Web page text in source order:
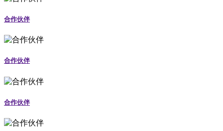
合作伙伴
合作伙伴
合作伙伴